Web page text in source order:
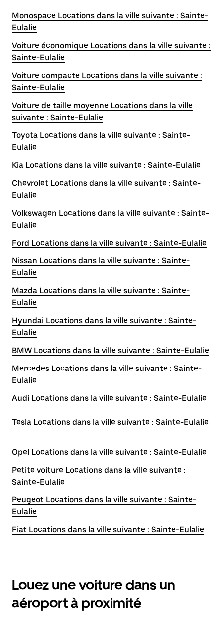
Monospace Locations dans la ville suivante : Sainte-
Eulalie
Voiture économique Locations dans la ville suivante :
Sainte-Eulalie
Voiture compacte Locations dans la ville suivante :
Sainte-Eulalie
Voiture de taille moyenne Locations dans la ville
suivante : Sainte-Eulalie
Toyota Locations dans la ville suivante : Sainte-
Eulalie
Kia Locations dans la ville suivante : Sainte-Eulalie
Chevrolet Locations dans la ville suivante : Sainte-
Eulalie
Volkswagen Locations dans la ville suivante : Sainte-
Eulalie
Ford Locations dans la ville suivante : Sainte-Eulalie
Nissan Locations dans la ville suivante : Sainte-
Eulalie
Mazda Locations dans la ville suivante : Sainte-
Eulalie
Hyundai Locations dans la ville suivante : Sainte-
Eulalie
BMW Locations dans la ville suivante : Sainte-Eulalie
Mercedes Locations dans la ville suivante : Sainte-
Eulalie
Audi Locations dans la ville suivante : Sainte-Eulalie
Tesla Locations dans la ville suivante : Sainte-Eulalie
Opel Locations dans la ville suivante : Sainte-Eulalie
Petite voiture Locations dans la ville suivante :
Sainte-Eulalie
Peugeot Locations dans la ville suivante : Sainte-
Eulalie
Fiat Locations dans la ville suivante : Sainte-Eulalie
Louez une voiture dans un
aéroport à proximité